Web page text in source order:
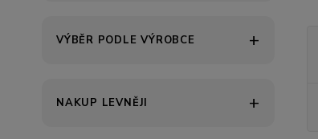
VÝBĚR PODLE VÝROBCE
NAKUP LEVNĚJI